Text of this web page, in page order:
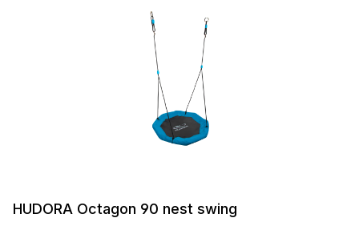
HUDORA Octagon 90 nest swing